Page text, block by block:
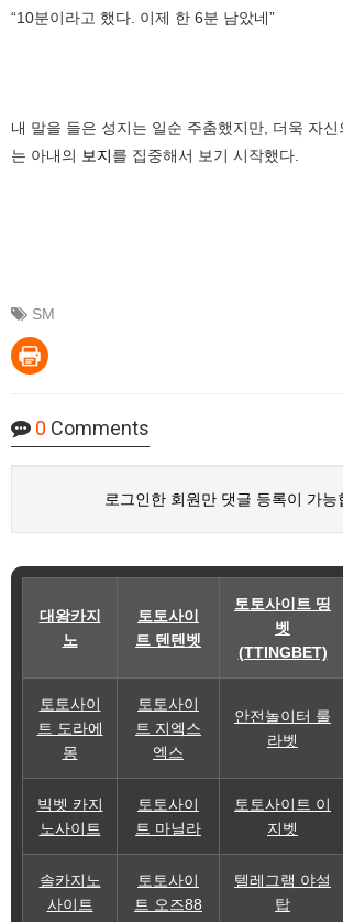
“10분이라고 했다. 이제 한 6분 남았네”
내 말을 들은 성지는 일순 주춤했지만, 더욱 자신
는 아내의 보지를 집중해서 보기 시작했다.
SM
0 Comments
로그인한 회원만 댓글 등록이 가능
대왕카지
노
토토사이
트 텐텐벳
토토사이트 띵
벳
(TTINGBET)
토토사이
트 도라에
몽
토토사이
트 지엑스
엑스
안전놀이터 룰
라벳
빅벳 카지
노사이트
토토사이
트 마닐라
토토사이트 이
지벳
솔카지노
사이트
토토사이
트 오즈88
텔레그램 야설
탑